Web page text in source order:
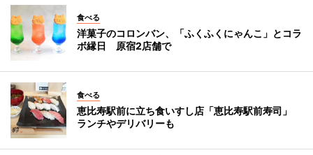
食べる
洋菓子のコロンバン、「ふくふくにゃんこ」とコラ
ボ縁日 原宿2店舗で
食べる
恵比寿駅前に立ち食いすし店「恵比寿駅前寿司」
ランチやデリバリーも